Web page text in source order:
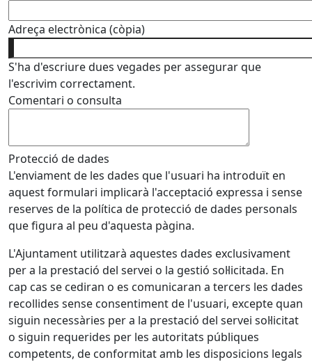
Adreça electrònica (còpia)
S'ha d'escriure dues vegades per assegurar que
l'escrivim correctament.
Comentari o consulta
Protecció de dades
L'enviament de les dades que l'usuari ha introduït en
aquest formulari implicarà l'acceptació expressa i sense
reserves de la política de protecció de dades personals
que figura al peu d'aquesta pàgina.
L'Ajuntament utilitzarà aquestes dades exclusivament
per a la prestació del servei o la gestió sol·licitada. En
cap cas se cediran o es comunicaran a tercers les dades
recollides sense consentiment de l'usuari, excepte quan
siguin necessàries per a la prestació del servei sol·licitat
o siguin requerides per les autoritats públiques
competents, de conformitat amb les disposicions legals